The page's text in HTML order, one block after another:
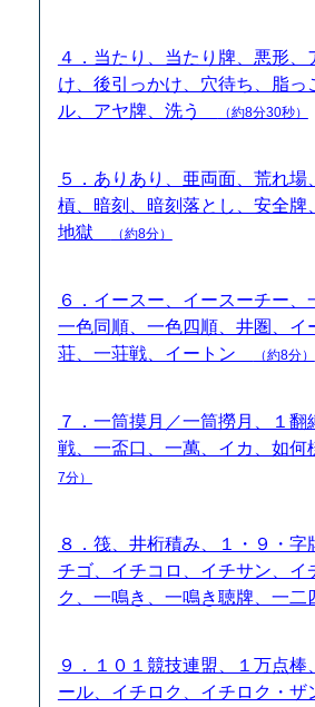
４．当たり、当たり牌、悪形、
け、後引っかけ、穴待ち、脂っ
ル、アヤ牌、洗う
（約8分30秒）
５．ありあり、亜両面、荒れ場
槓、暗刻、暗刻落とし、安全牌
地獄
（約8分）
６．イースー、イースーチー、
一色同順、一色四順、井圏、イ
荘、一荘戦、イートン
（約8分）
７．一筒摸月／一筒撈月、１翻
戦、一盃口、一萬、イカ、如
7分）
８．筏、井桁積み、１・９・字
チゴ、イチコロ、イチサン、イ
ク、一鳴き、一鳴き聴牌、一
９．１０１競技連盟、１万点棒
ール、イチロク、イチロク・ザ